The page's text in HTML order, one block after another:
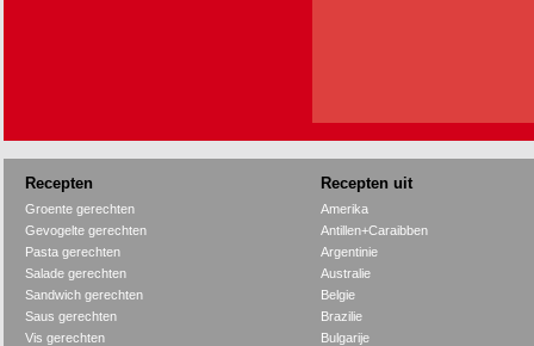
Recepten Recepten uit
Groente gerechten
Gevogelte gerechten
Pasta gerechten
Salade gerechten
Sandwich gerechten
Saus gerechten
Vis gerechten
Amerika
Antillen+Caraibben
Argentinie
Australie
Belgie
Brazilie
Bulgarije